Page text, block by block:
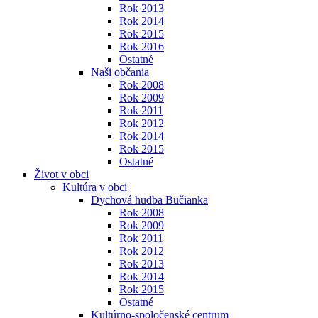
Rok 2013
Rok 2014
Rok 2015
Rok 2016
Ostatné
Naši občania
Rok 2008
Rok 2009
Rok 2011
Rok 2012
Rok 2014
Rok 2015
Ostatné
Život v obci
Kultúra v obci
Dychová hudba Bučianka
Rok 2008
Rok 2009
Rok 2011
Rok 2012
Rok 2013
Rok 2014
Rok 2015
Ostatné
Kultúrno-spoločenské centrum